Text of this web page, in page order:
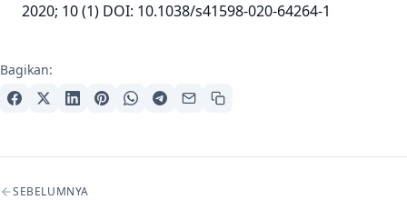
2020; 10 (1) DOI: 10.1038/s41598-020-64264-1
Bagikan:
Navigasi artikel
SEBELUMNYA